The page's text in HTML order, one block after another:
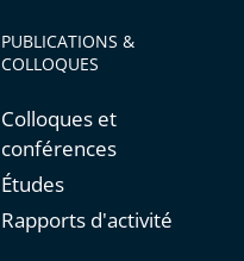
PUBLICATIONS &
COLLOQUES
Colloques et
conférences
Études
Rapports d'activité